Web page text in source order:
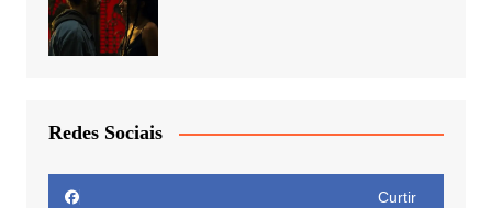
Redes Sociais
Curtir